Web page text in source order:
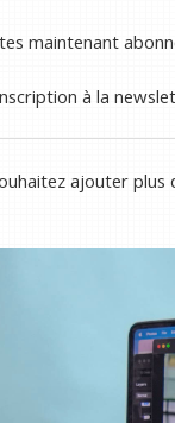
maintenant
à la
ajouter plus